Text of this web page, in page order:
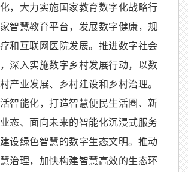
，大力实施国家教育数字化战略行
智慧教育平台，发展数字健康，规
和互联网医院发展。推进数字社会
深入实施数字乡村发展行动，以数
产业发展、乡村建设和乡村治理。
智能化，打造智慧便民生活圈、新
态、面向未来的智能化沉浸式服务
设绿色智慧的数字生态文明。推动
治理，加快构建智慧高效的生态环